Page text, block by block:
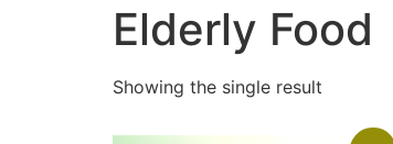
Elderly Food
Showing the single result